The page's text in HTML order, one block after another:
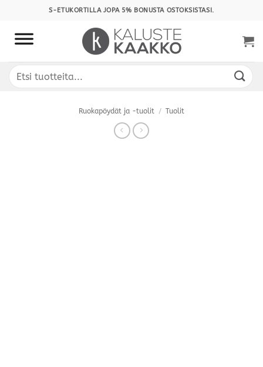
content
S-ETUKORTILLA JOPA 5% BONUSTA OSTOKSISTASI.
Etsi:
Ruokapöydät ja -tuolit / Tuolit